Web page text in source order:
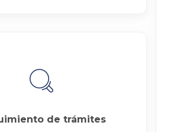
de trámites